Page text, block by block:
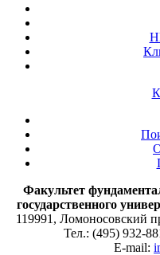
Факультет
государственного
119991, Ломоносовский
Тел.: (495) 932-
E-mail: